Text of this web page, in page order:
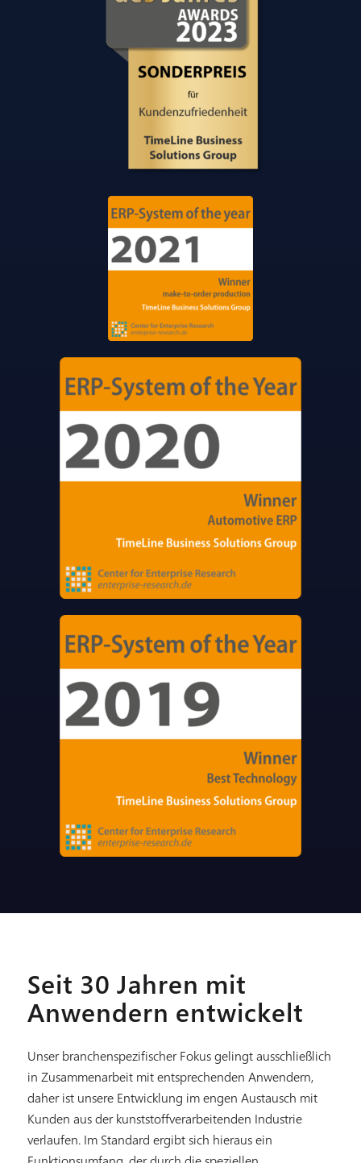
Seit 30 Jahren mit
Anwendern entwickelt
Unser branchenspezifischer Fokus gelingt ausschließlich
in Zusammenarbeit mit entsprechenden Anwendern,
daher ist unsere Entwicklung im engen Austausch mit
Kunden aus der kunststoffverarbeitenden Industrie
verlaufen. Im Standard ergibt sich hieraus ein